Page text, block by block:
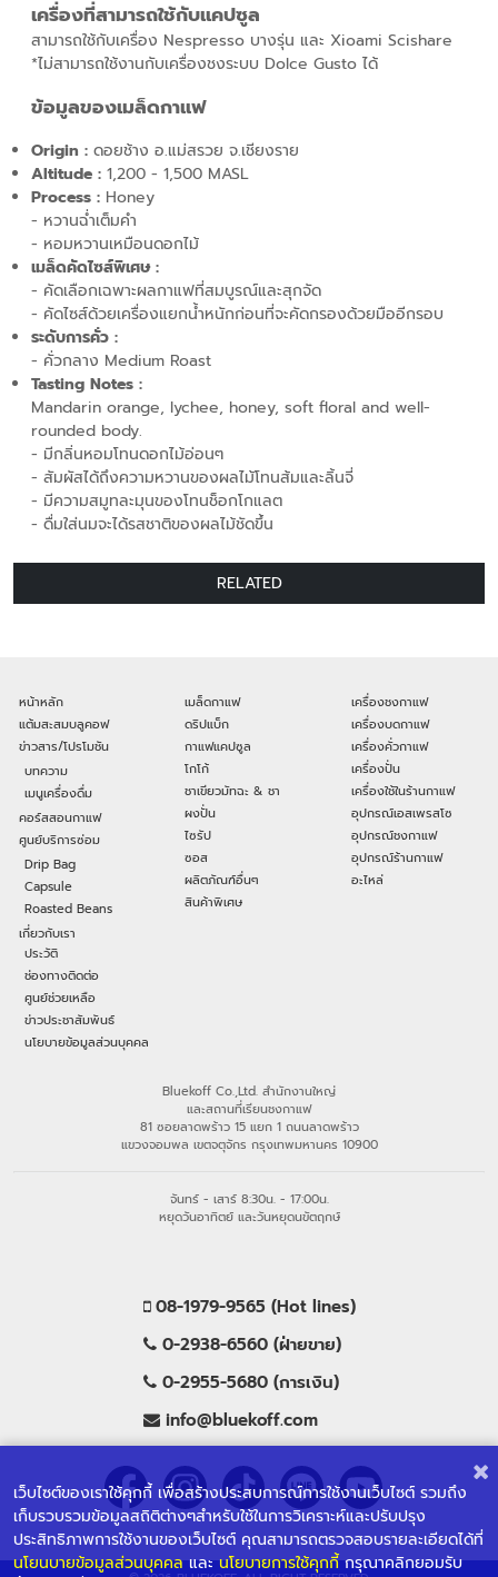
เว็บไซต์ของเราใช้คุกกี้ เพื่อสร้างประสบการณ์การใช้งานเว็บไซต์ รวมถึง
เก็บรวบรวมข้อมูลสถิติต่างๆสำหรับใช้ในการวิเคราะห์และปรับปรุง
ประสิทธิภาพการใช้งานของเว็บไซต์ คุณสามารถตรวจสอบรายละเอียดได้ที่
นโยนบายข้อมูลส่วนบุคคลและนโยบายการใช้คุกกี้กรุณาคลิกยอมรับ
เครื่องที่สามารถใช้กับแคปซูล
สามารถใช้กับเครื่อง Nespresso บางรุ่น และ Xioami Scishare
*ไม่สามารถใช้งานกับเครื่องชงระบบ Dolce Gusto ได้
ข้อมูลของเมล็ดกาแฟ
Origin : ดอยช้าง อ.แม่สรวย จ.เชียงราย
Altitude : 1,200 - 1,500 MASL
Process : Honey
- หวานฉ่ำเต็มคำ
- หอมหวานเหมือนดอกไม้
เมล็ดคัดไซส์พิเศษ:
- คัดเลือกเฉพาะผลกาแฟที่สมบูรณ์และสุกจัด
- คัดไซส์ด้วยเครื่องแยกน้ำหนักก่อนที่จะคัดกรองด้วยมืออีกรอบ
ระดับการคั่ว :
- คั่วกลาง Medium Roast
Tasting Notes :
Mandarin orange, lychee, honey, soft floral and well-
rounded body.
- มีกลิ่นหอมโทนดอกไม้อ่อนๆ
- สัมผัสได้ถึงความหวานของผลไม้โทนส้มและลิ้นจี่
- มีความสมูทละมุนของโทนช็อกโกแลต
- ดื่มใส่นมจะได้รสชาติของผลไม้ชัดขึ้น
RELATED
หน้าหลัก
แต้มสะสมบลูคอฟ
ข่าวสาร/โปรโมชัน
บทความ
เมนูเครื่องดื่ม
คอร์สสอนกาแฟ
ศูนย์บริการซ่อม
Drip Bag
Capsule
Roasted Beans
เกี่ยวกับเรา
ประวัติ
ช่องทางติดต่อ
ศูนย์ช่วยเหลือ
ข่าวประชาสัมพันธ์
นโยบายข้อมูลส่วนบุคคล
เมล็ดกาแฟ
ดริปแบ็ก
กาแฟแคปซูล
โกโก้
ชาเขียวมัทฉะ & ชา
ผงปั่น
ไซรัป
ซอส
ผลิตภัณฑ์อื่นๆ
สินค้าพิเศษ
เครื่องชงกาแฟ
เครื่องบดกาแฟ
เครื่องคั่วกาแฟ
เครื่องปั่น
เครื่องใช้ในร้านกาแฟ
อุปกรณ์เอสเพรสโซ
อุปกรณ์ชงกาแฟ
อุปกรณ์ร้านกาแฟ
อะไหล่
Bluekoff Co.,Ltd. สำนักงานใหญ่
และสถานที่เรียนชงกาแฟ
81 ซอยลาดพร้าว 15 แยก 1 ถนนลาดพร้าว
แขวงจอมพล เขตจตุจักร กรุงเทพมหานคร 10900
จันทร์ - เสาร์ 8:30น. - 17:00น.
หยุดวันอาทิตย์ และวันหยุดนขัตฤกษ์
08-1979-9565 (Hot lines)
0-2938-6560 (ฝ่ายขาย)
0-2955-5680 (การเงิน)
info@bluekoff.com